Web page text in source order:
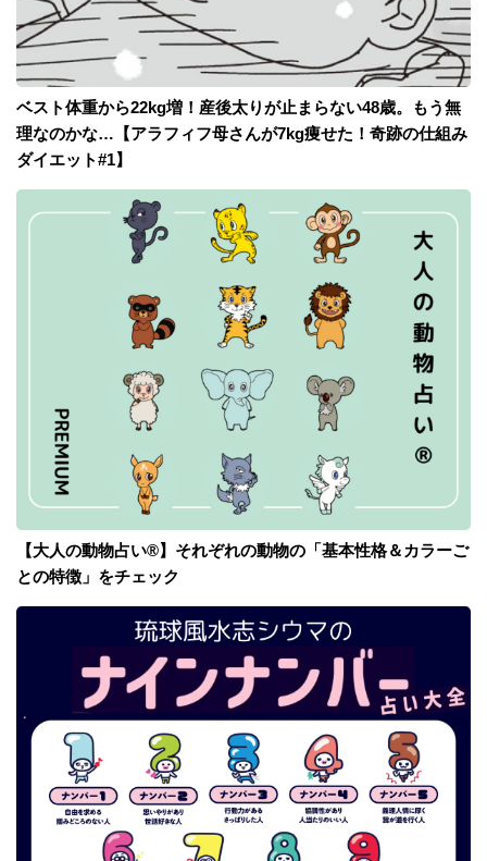
ベスト体重から22kg増！産後太りが止まらない48歳。もう無
理なのかな…【アラフィフ母さんが7kg痩せた！奇跡の仕組み
ダイエット#1】
【大人の動物占い®】それぞれの動物の「基本性格＆カラーご
との特徴」をチェック